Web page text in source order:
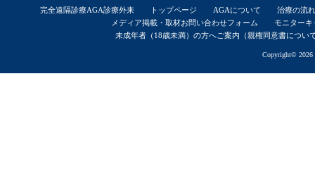
完全遠隔診療AGA診療外来 トップページ AGAについて
治療の流れ
メディア掲載・取材お問い合わせフォーム
モニターキ
未成年者（18歳未満）の方へご案内（親権同意書につい
Copyright© 2026